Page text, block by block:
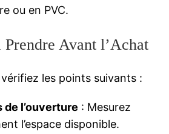
ou en PVC.
Prendre Avant l’Achat
vérifiez les points suivants :
de l’ouverture : Mesurez
l’espace disponible.